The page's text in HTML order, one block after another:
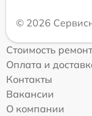
© 2026
Стоимость
Оплата и
Контакты
Вакансии
О компании